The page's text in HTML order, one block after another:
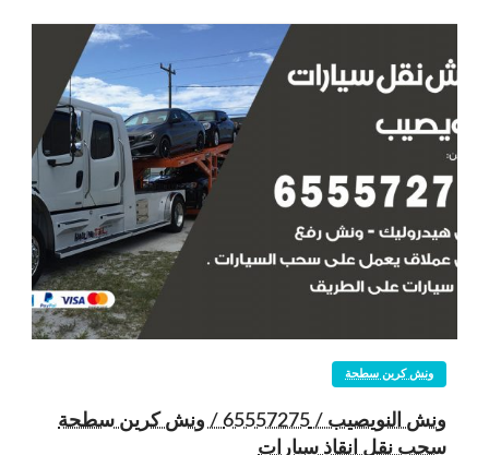
ونش كرين سطحة
ونش النويصيب / 65557275 / ونش كرين سطحة
سحب نقل انقاذ سيارات